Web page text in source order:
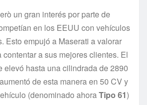
un gran interés por parte de
en los EEUU con vehículos
Esto empujó a Maserati a valorar
a sus mejores clientes. El
elevó hasta una cilindrada de 2890
de esta manera en 50 CV y
(denominado ahoraTipo 61)